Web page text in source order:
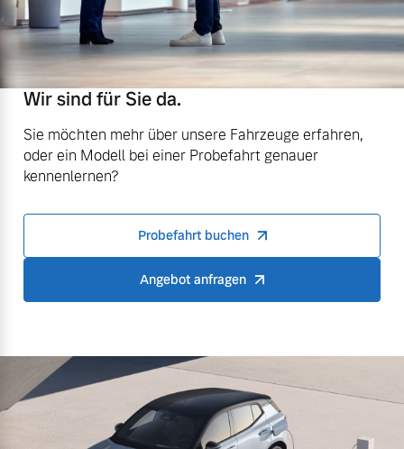
Wir sind für Sie da.
Sie möchten mehr über unsere Fahrzeuge erfahren,
oder ein Modell bei einer Probefahrt genauer
kennenlernen?
Probefahrt buchen
Angebot anfragen